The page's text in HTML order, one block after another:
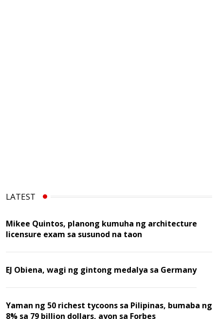
LATEST
Mikee Quintos, planong kumuha ng architecture
licensure exam sa susunod na taon
EJ Obiena, wagi ng gintong medalya sa Germany
Yaman ng 50 richest tycoons sa Pilipinas, bumaba ng
8% sa 79 billion dollars, ayon sa Forbes